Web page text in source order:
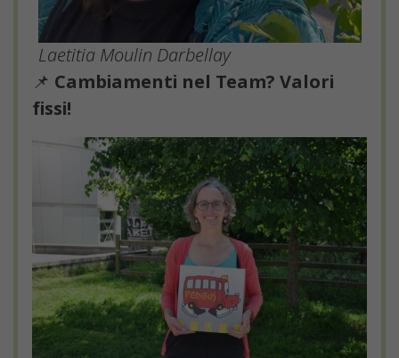
Laetitia Moulin Darbellay
📌 Cambiamenti nel Team? Valori
fissi!